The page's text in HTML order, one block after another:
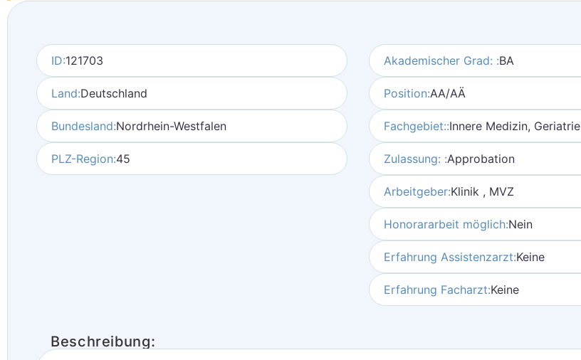
ID:121703
Land:Deutschland
Bundesland:Nordrhein-Westfalen
PLZ-Region:45
Akademischer Grad: :BA
Position:AA/AÄ
Fachgebiet::Innere Medizin, Geriatrie
Zulassung: :Approbation
Arbeitgeber:Klinik , MVZ
Honorararbeit möglich:Nein
Erfahrung Assistenzarzt:Keine
Erfahrung Facharzt:Keine
Beschreibung: